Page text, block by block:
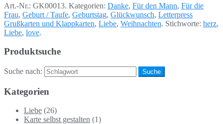
Art.-Nr.: GK00013. Kategorien: Danke, Für den Mann, Für die
Frau, Geburt / Taufe, Geburtstag, Glückwunsch, Letterpress
Grußkarten und Klappkarten, Liebe, Weihnachten. Stichworte: herz,
Liebe, love.
Produktsuche
Suche nach:
Kategorien
Liebe (26)
Karte selbst gestalten (1)